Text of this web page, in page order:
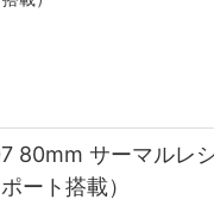
80mm サーマルレ
ート搭載）